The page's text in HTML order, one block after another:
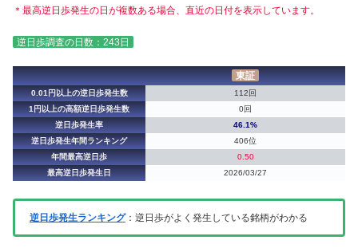
＊最高逆日歩発生の日が複数ある場合、直近の日付を表示しています。
逆日歩調査の日数：243日
東証
0.01円以上の逆日歩発生数
112回
1円以上の高額逆日歩発生数
0回
逆日歩発生率
46.1%
逆日歩発生年間ランキング
406位
年間最高逆日歩
0.50
最高逆日歩発生日
2026/03/27
逆日歩発生ランキング：逆日歩がよく発生している銘柄がわかる